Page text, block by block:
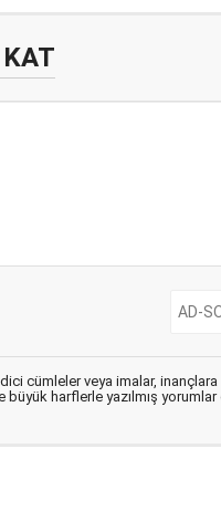
cümleler veya imalar, inançlara
büyük harflerle yazılmış